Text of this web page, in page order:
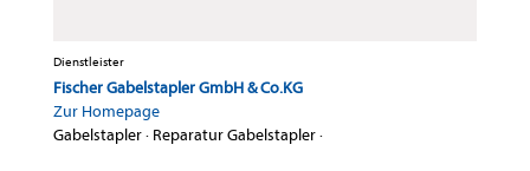
Dienstleister
Fischer Gabelstapler GmbH & Co.KG
Zur Homepage
Gabelstapler· Reparatur Gabelstapler·